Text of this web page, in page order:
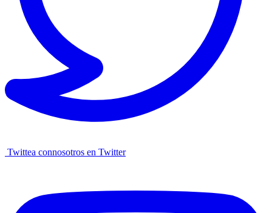
Twittea connosotros en Twitter